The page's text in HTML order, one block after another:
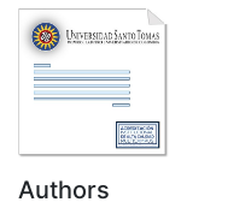
Authors